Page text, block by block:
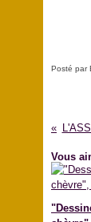
Posté par
Vous